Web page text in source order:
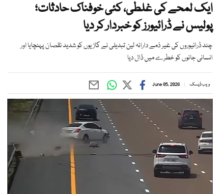
ایک لمحے کی غلطی، کئی خوفناک حادثات؛
پولیس نے ڈرائیورز کو خبردار کر دیا
چند ڈرائیوروں کی غیر ذمے دارانہ لین تبدیلی نے گاڑیوں کو شدید نقصان پہنچایا اور
انسانی جانوں کو خطرے میں ڈال دیا
ویب ڈیسک June 05, 2026